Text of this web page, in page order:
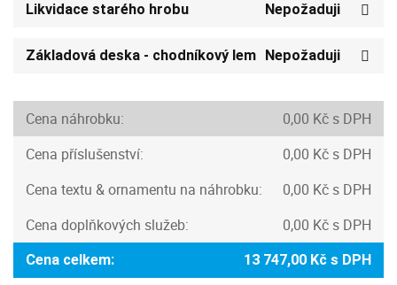
Likvidace starého hrobu Nepožaduji
Základová deska - chodníkový lem Nepožaduji
Cena náhrobku:
0,00 Kč s DPH
Cena příslušenství:
0,00 Kč s DPH
Cena textu & ornamentu na náhrobku:
0,00 Kč s DPH
Cena doplňkových služeb:
0,00 Kč s DPH
Cena celkem: 13 747,00 Kč s DPH